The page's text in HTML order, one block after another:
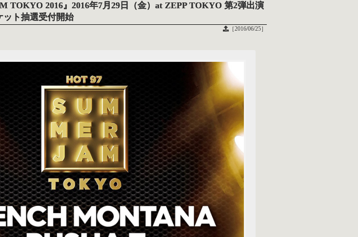
TOKYO 2016』2016年7月29日（金）at ZEPP TOKYO 第2弾出演
ト抽選受付開始
［2016/06/25］